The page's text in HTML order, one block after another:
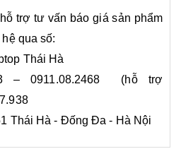
trợ tư vấn báo giá sản phẩm
qua số:
Thái Hà
– 0911.08.2468 (hỗ trợ
Thái Hà - Đống Đa - Hà Nội